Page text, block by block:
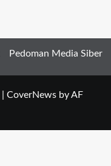
Pedoman Media Siber
CoverNewsby AF